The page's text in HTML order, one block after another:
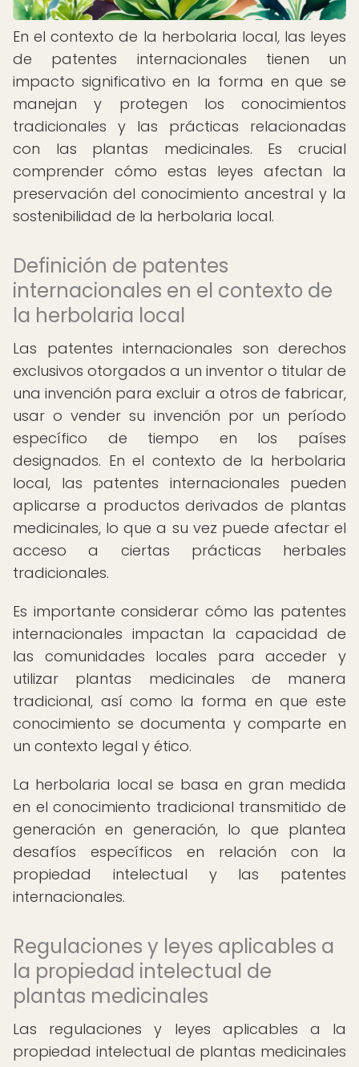
En el contexto de la herbolaria local, las leyes
de patentes internacionales tienen un
impacto significativo en la forma en que se
manejan y protegen los conocimientos
tradicionales y las prácticas relacionadas
con las plantas medicinales. Es crucial
comprender cómo estas leyes afectan la
preservación del conocimiento ancestral y la
sostenibilidad de la herbolaria local.
Definición de patentes
internacionales en el contexto de
la herbolaria local
Las patentes internacionales son derechos
exclusivos otorgados a un inventor o titular de
una invención para excluir a otros de fabricar,
usar o vender su invención por un período
específico de tiempo en los países
designados. En el contexto de la herbolaria
local, las patentes internacionales pueden
aplicarse a productos derivados de plantas
medicinales, lo que a su vez puede afectar el
acceso a ciertas prácticas herbales
tradicionales.
Es importante considerar cómo las patentes
internacionales impactan la capacidad de
las comunidades locales para acceder y
utilizar plantas medicinales de manera
tradicional, así como la forma en que este
conocimiento se documenta y comparte en
un contexto legal y ético.
La herbolaria local se basa en gran medida
en el conocimiento tradicional transmitido de
generación en generación, lo que plantea
desafíos específicos en relación con la
propiedad intelectual y las patentes
internacionales.
Regulaciones y leyes aplicables a
la propiedad intelectual de
plantas medicinales
Las regulaciones y leyes aplicables a la
propiedad intelectual de plantas medicinales